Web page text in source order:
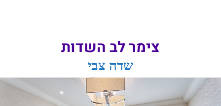
צימר לב השדות
שדה צבי